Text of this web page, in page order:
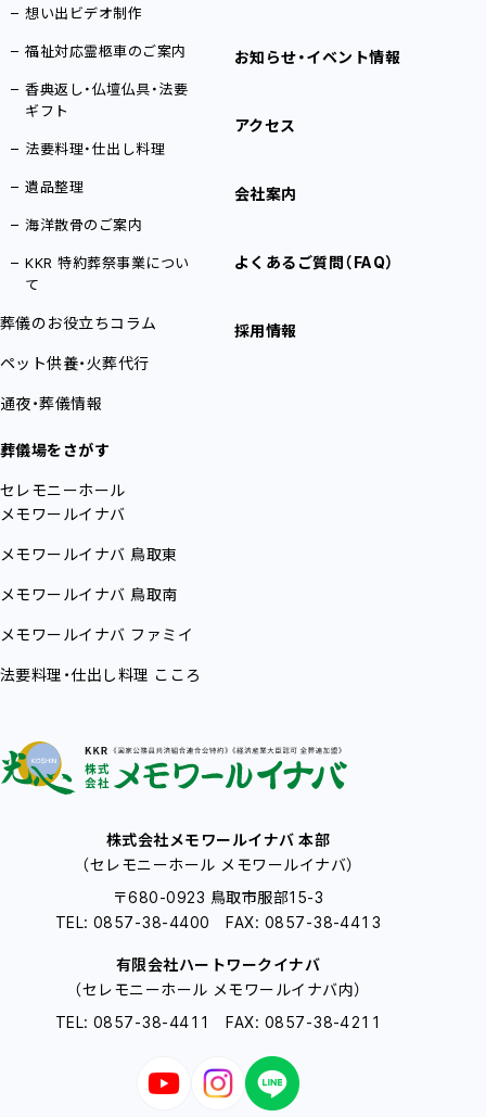
想い出ビデオ制作
福祉対応霊柩車のご案内
香典返し・仏壇仏具・法要
ギフト
法要料理・仕出し料理
遺品整理
海洋散骨のご案内
KKR 特約葬祭事業につい
て
葬儀のお役立ちコラム
ペット供養・火葬代行
通夜・葬儀情報
葬儀場をさがす
セレモニーホール
メモワールイナバ
メモワールイナバ 鳥取東
メモワールイナバ 鳥取南
メモワールイナバ ファミイ
法要料理・仕出し料理 こころ
お知らせ・イベント情報
アクセス
会社案内
よくあるご質問（FAQ）
採用情報
株式会社メモワールイナバ 本部
（セレモニーホール メモワールイナバ）
〒680-0923 鳥取市服部15-3
TEL: 0857-38-4400 FAX: 0857-38-4413
有限会社ハートワークイナバ
（セレモニーホール メモワールイナバ内）
TEL: 0857-38-4411 FAX: 0857-38-4211